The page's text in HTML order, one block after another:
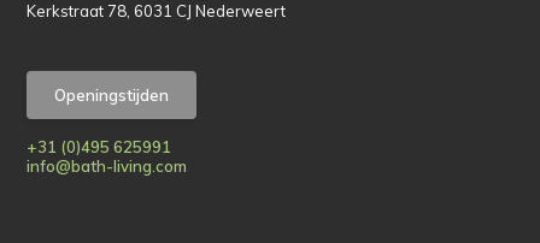
Kerkstraat 78, 6031 CJ Nederweert
Openingstijden
+31 (0)495 625991
info@bath-living.com